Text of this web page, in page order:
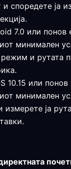
и споредете ја
7.0 или понов
минимален
режим и рутата
10.15 или понов
минимален
измерете ја